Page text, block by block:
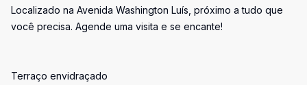
Localizado na Avenida Washington Luís, próximo a tudo que
você precisa. Agende uma visita e se encante!
Terraço envidraçado